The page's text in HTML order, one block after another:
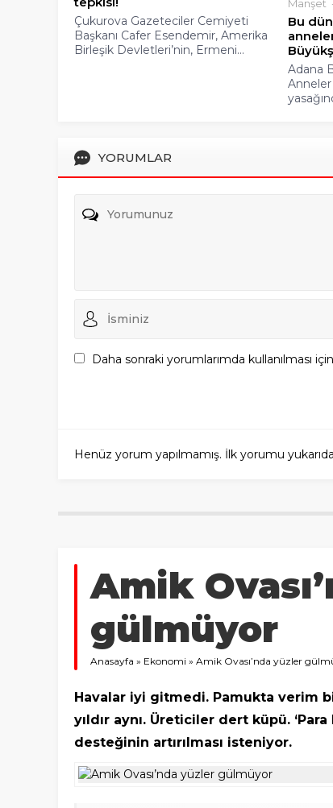
Çukurova Gazeteciler Cemiyeti
Başkanı Cafer Esendemir, Amerika
Birleşik Devletleri’nin, Ermeni...
Manşet
Bu
Adana
Anneler
YORUMLAR
Daha sonraki yorumlarımda kullanılması
Henüz yorum yapılmamış. İlk yorumu
Amik
gülmüyor
Anasayfa » Ekonomi » Amik Ovası’nda yüzler
Havalar iyi gitmedi. Pamukta verim
yıldır aynı. Üreticiler dert küpü.
desteğinin artırılması isteniyor.